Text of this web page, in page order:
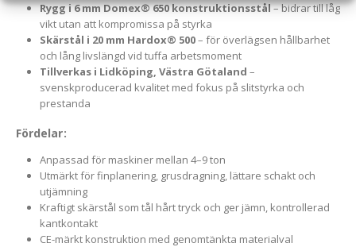
Rygg i 6 mm Domex® 650 konstruktionsstål– bidrar till låg
vikt utan att kompromissa på styrka
Skärstål i 20 mm Hardox® 500– för överlägsen hållbarhet
och lång livslängd vid tuffa arbetsmoment
Tillverkas i Lidköping, Västra Götaland –
svenskproducerad kvalitet med fokus på slitstyrka och
prestanda
Fördelar:
Anpassad för maskiner mellan 4–9 ton
Utmärkt för finplanering, grusdragning, lättare schakt och
utjämning
Kraftigt skärstål som tål hårt tryck och ger jämn, kontrollerad
kantkontakt
CE-märkt konstruktion med genomtänkta materialval